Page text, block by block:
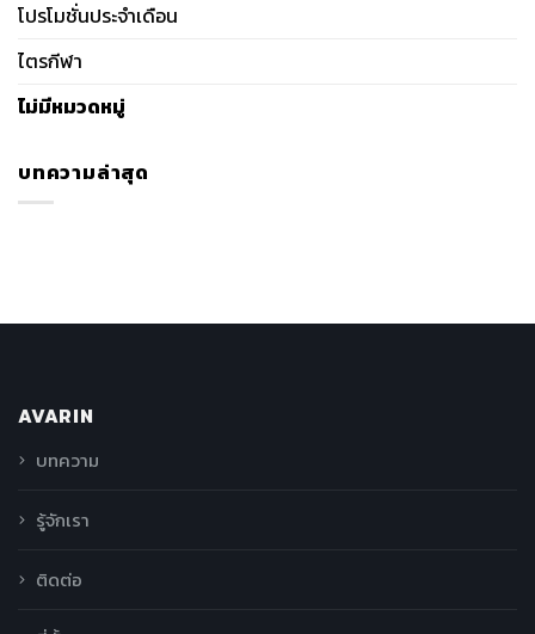
โปรโมชั่นประจำเดือน
ไตรกีฬา
ไม่มีหมวดหมู่
บทความล่าสุด
AVARIN
บทความ
รู้จักเรา
ติดต่อ